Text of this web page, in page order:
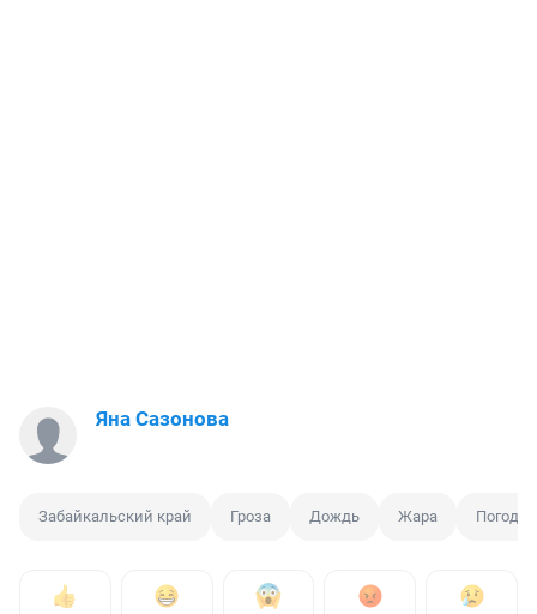
Яна Сазонова
Забайкальский край Гроза Дождь Жара Погода